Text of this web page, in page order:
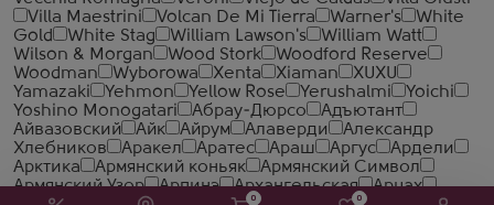
0 0
Villa Maestrini
Volcan De Mi Tierra Warner's
White
Gold
White Stag William Lawson's
William Watt
Wilson & Morgan
Wood Stork
Woodford Reserve
Woodman
Wyborowa Xenta Xiaman
XUXU
Yamazaki
Yehmon Yellow Rose Yerushalmi
Yoichi
Yoshino Monogatari
Абрау-Дюрсо
Адъютант
Айвазовский
Айк Айрум Алаверди
Александр
Хлебников
Аракел Аратес Араш Аргус
Ардели
Арктика
Армянский коньяк
Армянский Символ
Армянский Узор
Арпинэ Архангельская
Арцах